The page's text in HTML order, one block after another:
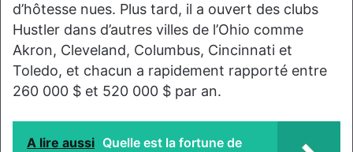
d’hôtesse nues. Plus tard, il a ouvert des clubs
Hustler dans d’autres villes de l’Ohio comme
Akron, Cleveland, Columbus, Cincinnati et
Toledo, et chacun a rapidement rapporté entre
260 000 $ et 520 000 $ par an.
A lire aussi Quelle est la fortune de